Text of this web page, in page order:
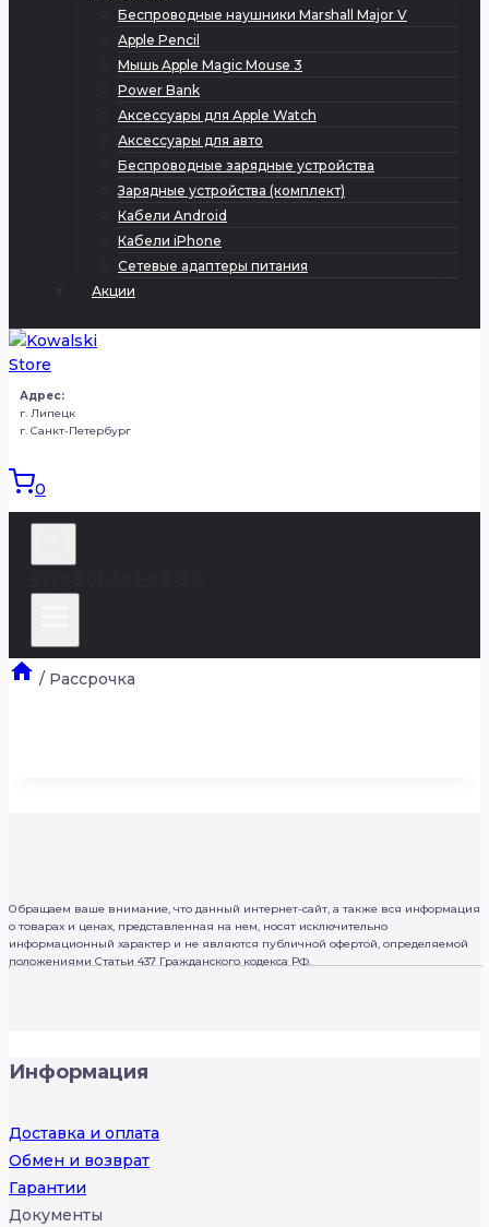
Беспроводные наушники Marshall Major V
Apple Pencil
Мышь Apple Magic Mouse 3
Power Bank
Аксессуары для Apple Watch
Аксессуары для авто
Беспроводные зарядные устройства
Зарядные устройства (комплект)
Кабели Android
Кабели iPhone
Сетевые адаптеры питания
Акции
Адрес:
г. Липецк
г. Санкт-Петербург
0
/ Рассрочка
Обращаем ваше внимание, что данный интернет-сайт, а также вся информация
о товарах и ценах, представленная на нем, носят исключительно
информационный характер и не являются публичной офертой, определяемой
положениями Статьи 437 Гражданского кодекса РФ.
Информация
Доставка и оплата
Обмен и возврат
Гарантии
Документы